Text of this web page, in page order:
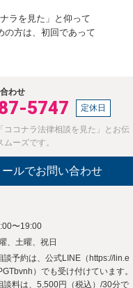
ラを見た」と仰って
の方は、初回であって
わせ
5747 定休日
コナラ法律相談を見た」とお伝
ーズです。
ールでお問い合わせ
〜19:00
、土曜、祝日
談予約は、公式LINE（https://lin.e
）でも受け付けています。
談料は、5,500円（税込）/30分で